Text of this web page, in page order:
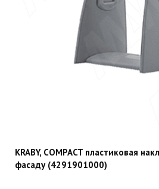
KRABY, COMPACT пластиковая
фасаду (4291901000)